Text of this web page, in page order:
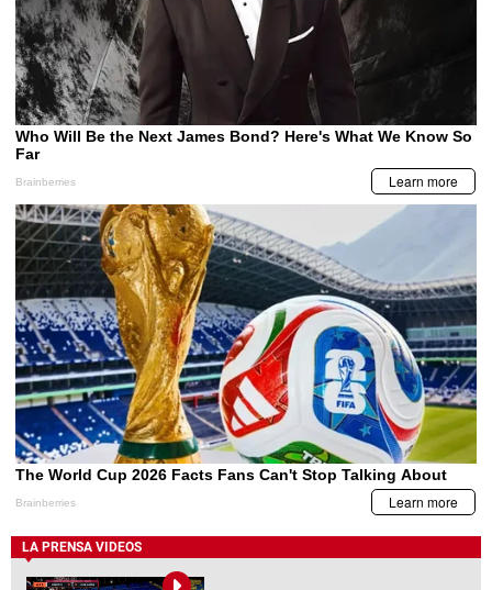
LA PRENSA VIDEOS